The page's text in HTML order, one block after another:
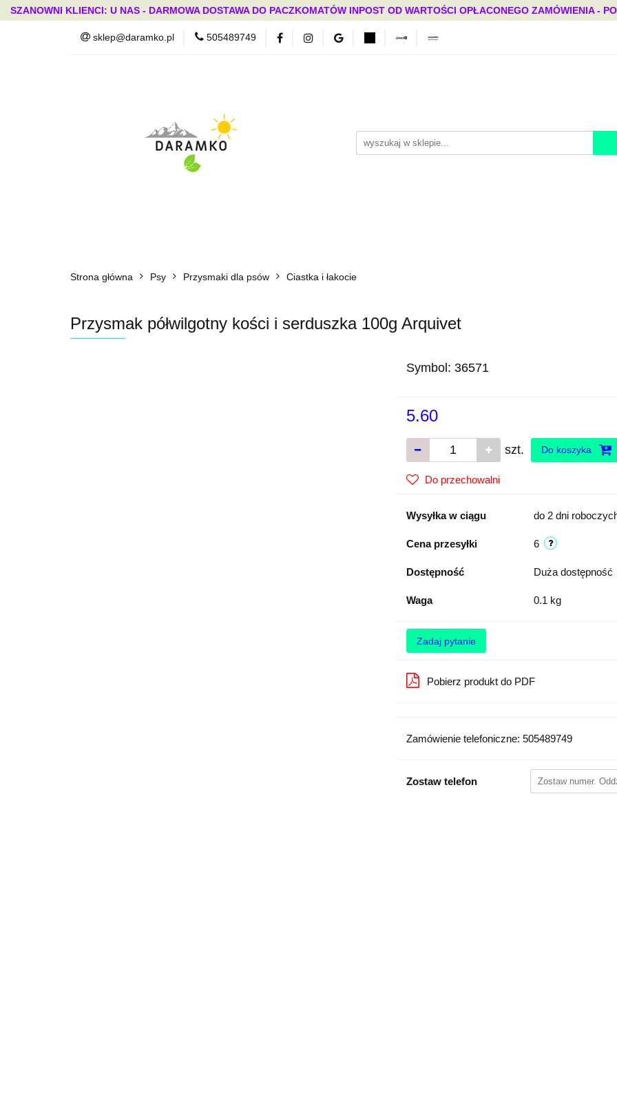
SZANOWNI KLIENCI: U NAS - DARMOWA DOSTAWA DO PACZKOMATÓW INPOST OD WARTOŚCI OPŁACONEGO ZAMÓWIENIA -
sklep@daramko.pl 505489749Nowości Bestsellery Mega okazje
Strona główna Psy Przysmaki dla psów Ciastka i łakocie
Przysmak półwilgotny kości i serduszka 100g Arquivet
Symbol: 36571
5.60
szt. Do koszyka
Do przechowalni
Wysyłka w ciągu do 2 dni
Cena przesyłki 6
Dostępność Duża dostępność
Waga 0.1 kg
Zadaj pytanie
Pobierz produkt do PDF
Zamówienie telefoniczne: 505489749
Zostaw telefon